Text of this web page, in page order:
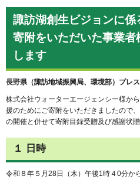
諏訪湖創生ビジョンに
寄附をいただいた事業
します
長野県（諏訪地域振興局、環境部）プレ
株式会社ウォーターエージェンシー様か
援のためにご寄附をいただきましたので
の開催と併せて寄附目録受贈及び感謝状贈
１ 日時
令和８年５月28日（木）午後1時４0分か